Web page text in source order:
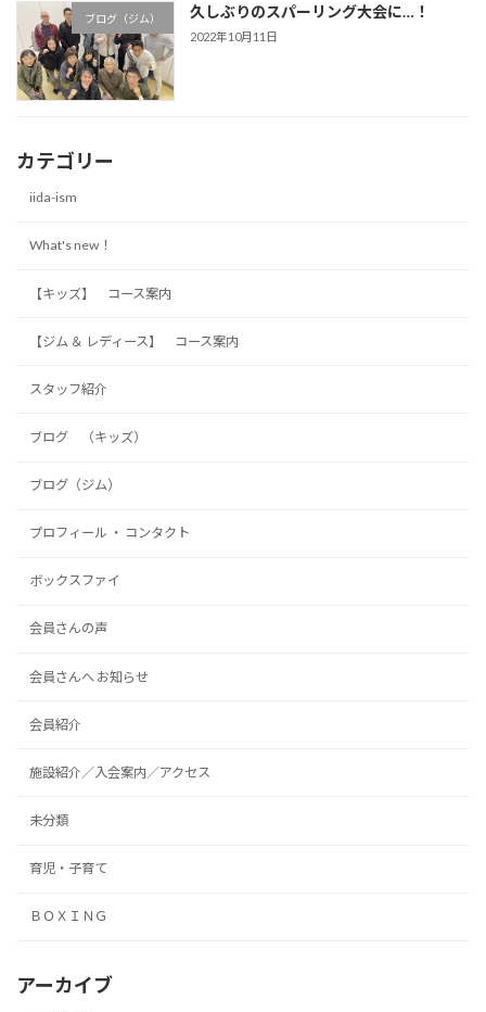
ブログ（ジム） 久しぶりのスパーリング大会に…！
2022年10月11日
カテゴリー
iida-ism
What's new！
【キッズ】 コース案内
【ジム ＆ レディース】 コース案内
スタッフ紹介
ブログ （キッズ）
ブログ（ジム）
プロフィール ・ コンタクト
ボックスファイ
会員さんの声
会員さんへ お知らせ
会員紹介
施設紹介／入会案内／アクセス
未分類
育児・子育て
ＢＯＸＩＮＧ
アーカイブ